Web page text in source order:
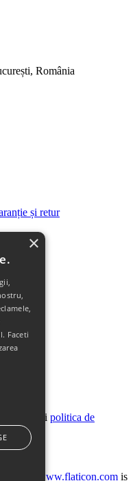
România
și retur
consultați politica de
www.flaticon.com is
Faceti
×